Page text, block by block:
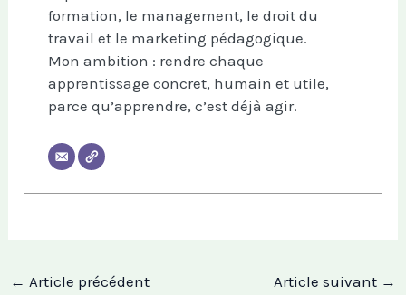
formation, le management, le droit du
travail et le marketing pédagogique.
Mon ambition : rendre chaque
apprentissage concret, humain et utile,
parce qu’apprendre, c’est déjà agir.
← Article précédent Article suivant →